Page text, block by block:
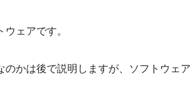
ェアです。
かは後で説明しますが、ソフトウェア